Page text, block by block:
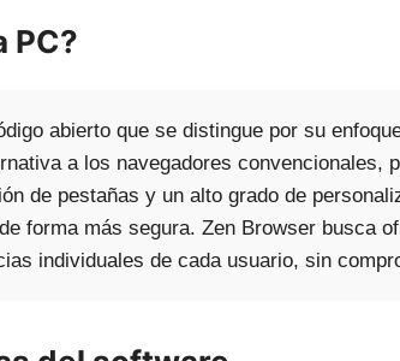
PC?
abierto que se distingue por su
a los navegadores
de pestañas y un alto grado de
forma más segura. Zen Browser busca
individuales de cada usuario, sin